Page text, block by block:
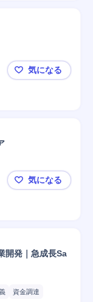
地上セグメ
気になる
シニアコン
気になる
開発｜急成長Sa
資金調達